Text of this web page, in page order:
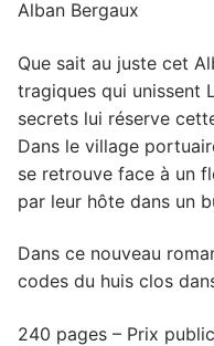
Alban Bergaux
Que sait au juste cet
tragiques qui unissent
secrets lui réserve
Dans le village
se retrouve face à un
par leur hôte dans un
Dans ce nouveau
codes du huis clos
240 pages – Prix